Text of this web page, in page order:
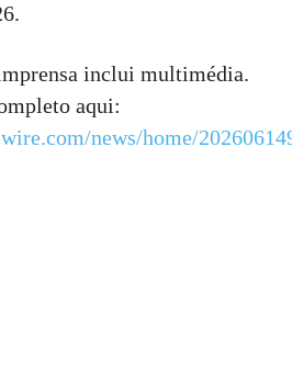
inclui multimédia.
aqui:
news/home/